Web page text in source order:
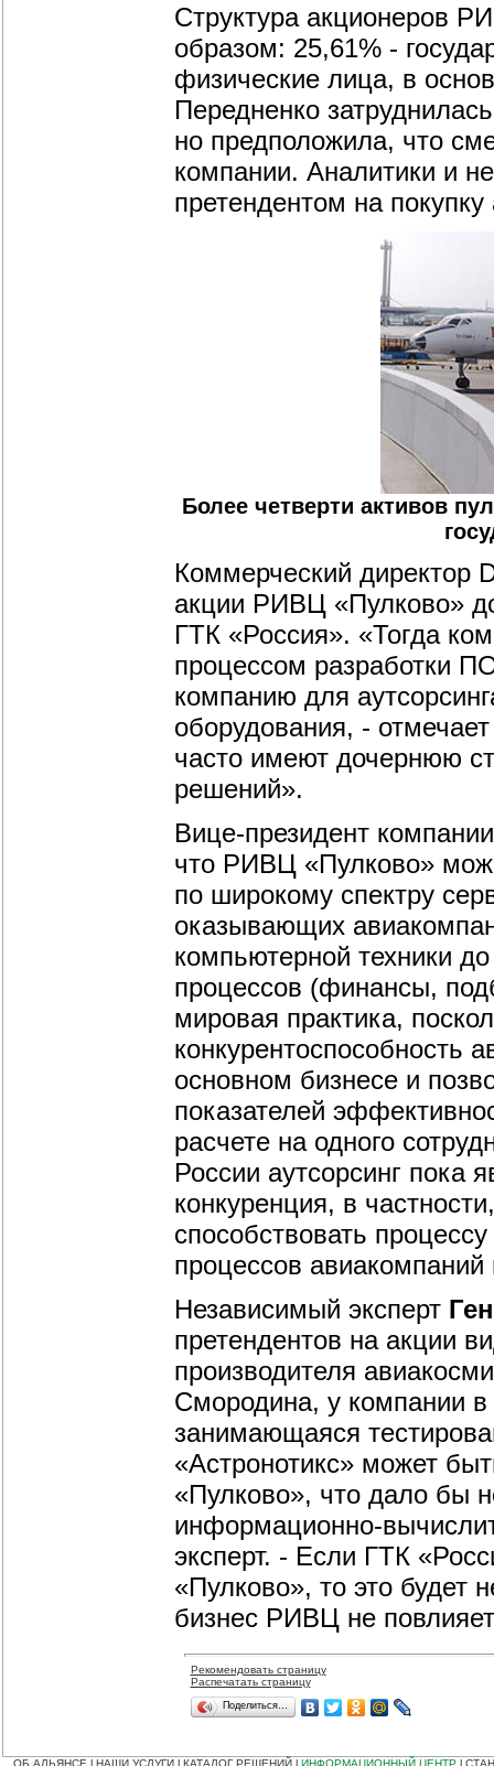
Структура акционеров
образом: 25,61% -
физические лица, в
Передненко
но предположила, что
компании. Аналитики и
претендентом на
Более четверти активов
Коммерческий директор
акции РИВЦ «Пулково»
ГТК «Россия». «Тогда
процессом разработки
компанию для
оборудования, -
часто имеют дочернюю
решений».
Вице-президент
что РИВЦ «Пулково»
по широкому спектру
оказывающих
компьютерной техники
процессов (финансы,
мировая практика,
конкурентоспособность
основном бизнесе и
показателей
расчете на одного
России аутсорсинг пока
конкуренция, в
способствовать
процессов авиакомпаний
Независимый эксперт
претендентов на акции
производителя
Смородина, у компании в
занимающаяся
«Астронотикс» может
«Пулково», что дало бы
информационно-
эксперт. - Если ГТК
«Пулково», то это будет
бизнес РИВЦ не
Рекомендовать страницу
Распечатать страницу
Поделиться…
ОБ АЛЬЯНСЕ НАШИ УСЛУГИ КАТАЛОГ РЕШЕНИЙ ИНФОРМАЦИОННЫЙ ЦЕНТР